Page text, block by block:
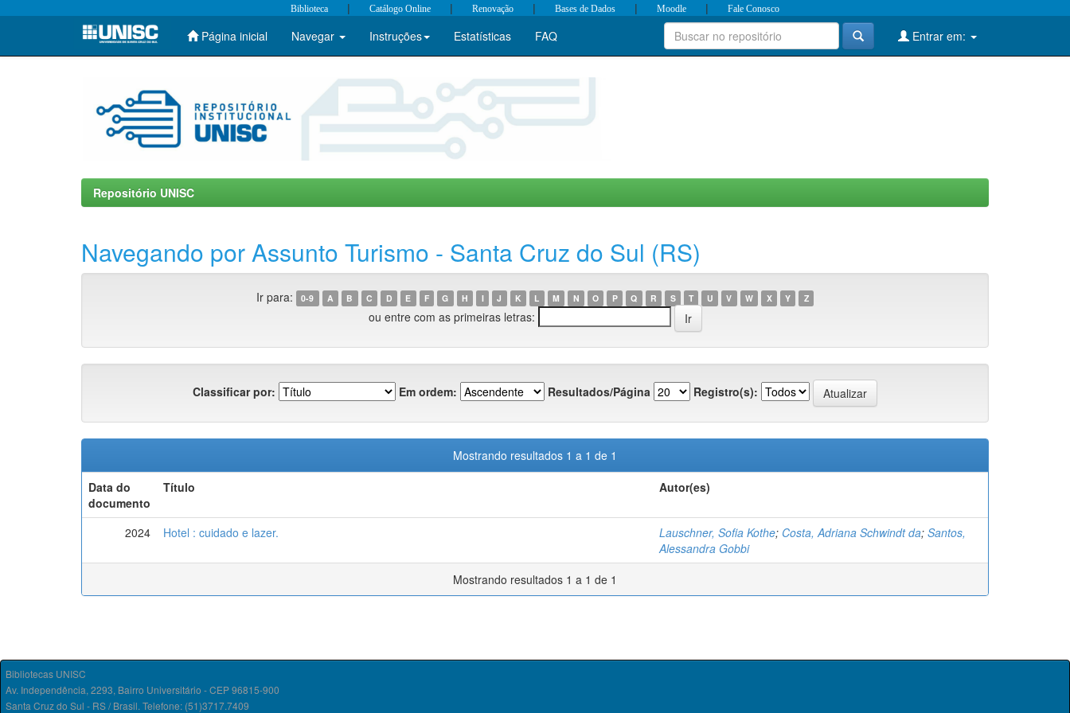
Skip
Biblioteca | Catálogo Online | Renovação | Bases de Dados | Moodle | Fale Conosco
Página inicial Navegar Instruções Estatísticas FAQ Entrar em:
Repositório UNISC
Navegando por Assunto Turismo - Santa Cruz do Sul (RS)
Ir para: 0-9 A B C D E F G H I J K L M N O P Q R S T U V W X Y Z
ou entre com as primeiras letras:
Classificar por: Em ordem: Resultados/Página Registro(s):
Mostrando resultados 1 a 1 de 1
Data do
documento
Título Autor(es)
2024 Hotel : cuidado e lazer. Lauschner, Sofia Kothe; Costa, Adriana Schwindt da; Santos,
Alessandra Gobbi
Mostrando resultados 1 a 1 de 1
Bibliotecas UNISC
Av. Independência, 2293, Bairro Universitário - CEP 96815-900
Santa Cruz do Sul - RS / Brasil. Telefone: (51)3717.7409